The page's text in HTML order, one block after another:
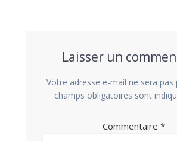
Laisser un
Votre adresse e-mail ne sera pas
champs obligatoires sont
Commentaire *